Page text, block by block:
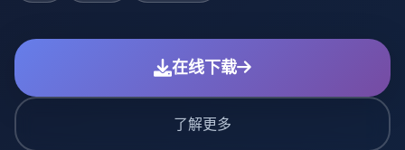
在线下载
了解更多